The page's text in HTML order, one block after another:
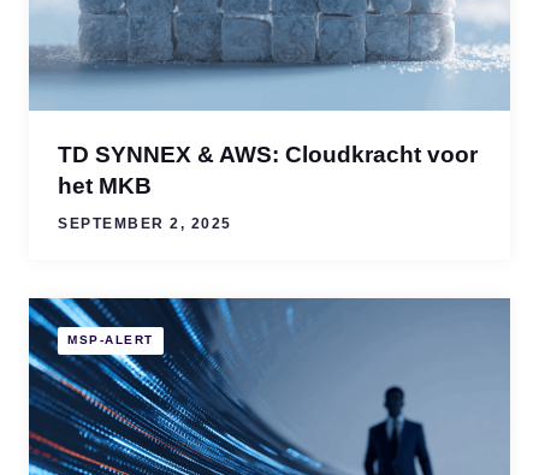
TD SYNNEX & AWS: Cloudkracht voor
het MKB
SEPTEMBER 2, 2025
MSP-ALERT